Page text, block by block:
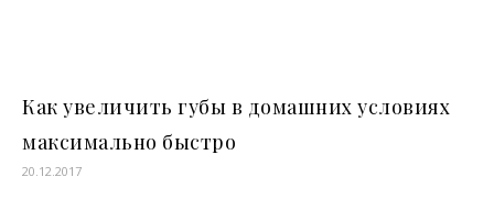
Как увеличить губы в домашних условиях
максимально быстро
20.12.2017